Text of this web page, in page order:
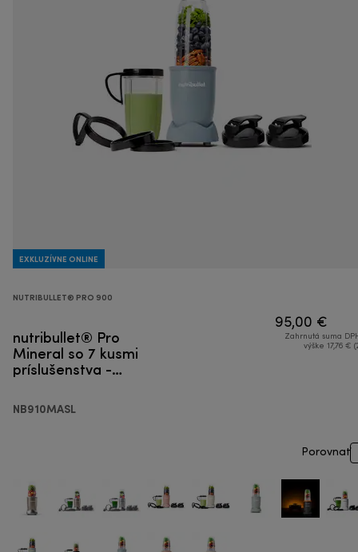
EXKLUZÍVNE ONLINE
NUTRIBULLET® PRO 900
nutribullet® Pro
Mineral so 7 kusmi
príslušenstva -
NB910MASL
95,00 €
Zahrnutá suma
výške 17,76 €
Porovnať